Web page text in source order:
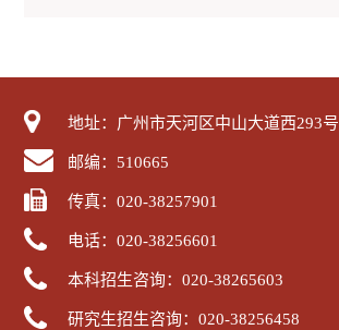
地址：广州市天河区中山大道西293号
邮编：510665
传真：020-38257901
电话：020-38256601
本科招生咨询：020-38265603
研究生招生咨询：020-38256458